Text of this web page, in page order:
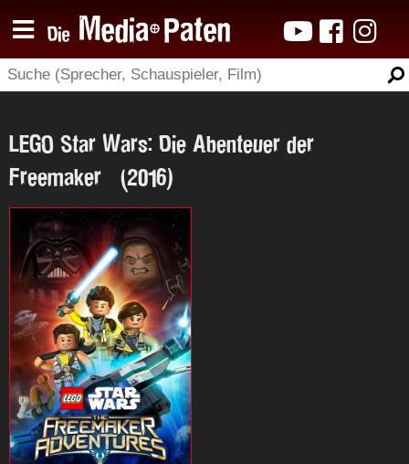
LEGO Star Wars: Die Abenteuer der
Freemaker (2016)